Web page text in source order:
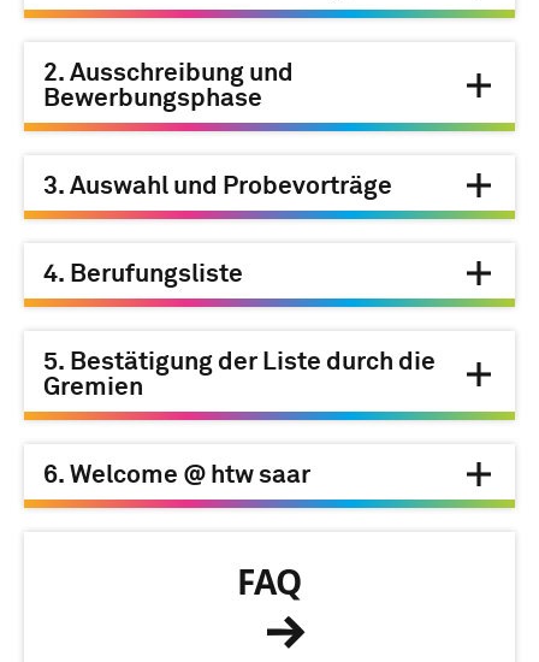
2. Ausschreibung und
Bewerbungsphase
3. Auswahl und Probevorträge
4. Berufungsliste
5. Bestätigung der Liste durch die
Gremien
6. Welcome @ htw saar
FAQ